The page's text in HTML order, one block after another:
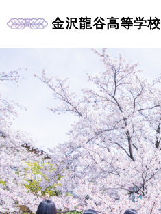
金沢龍谷高等学校